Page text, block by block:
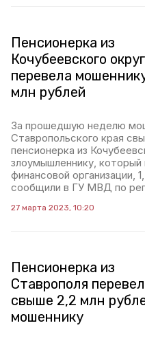
Пенсионерка из
Кочубеевского
перевела
млн рублей
За прошедшую неделю
Ставропольского края
пенсионерка из
злоумышленнику,
финансовой организации,
сообщили в ГУ МВД по
27 марта 2023, 10:20
Пенсионерка из
Ставрополя
свыше 2,2 млн
мошеннику